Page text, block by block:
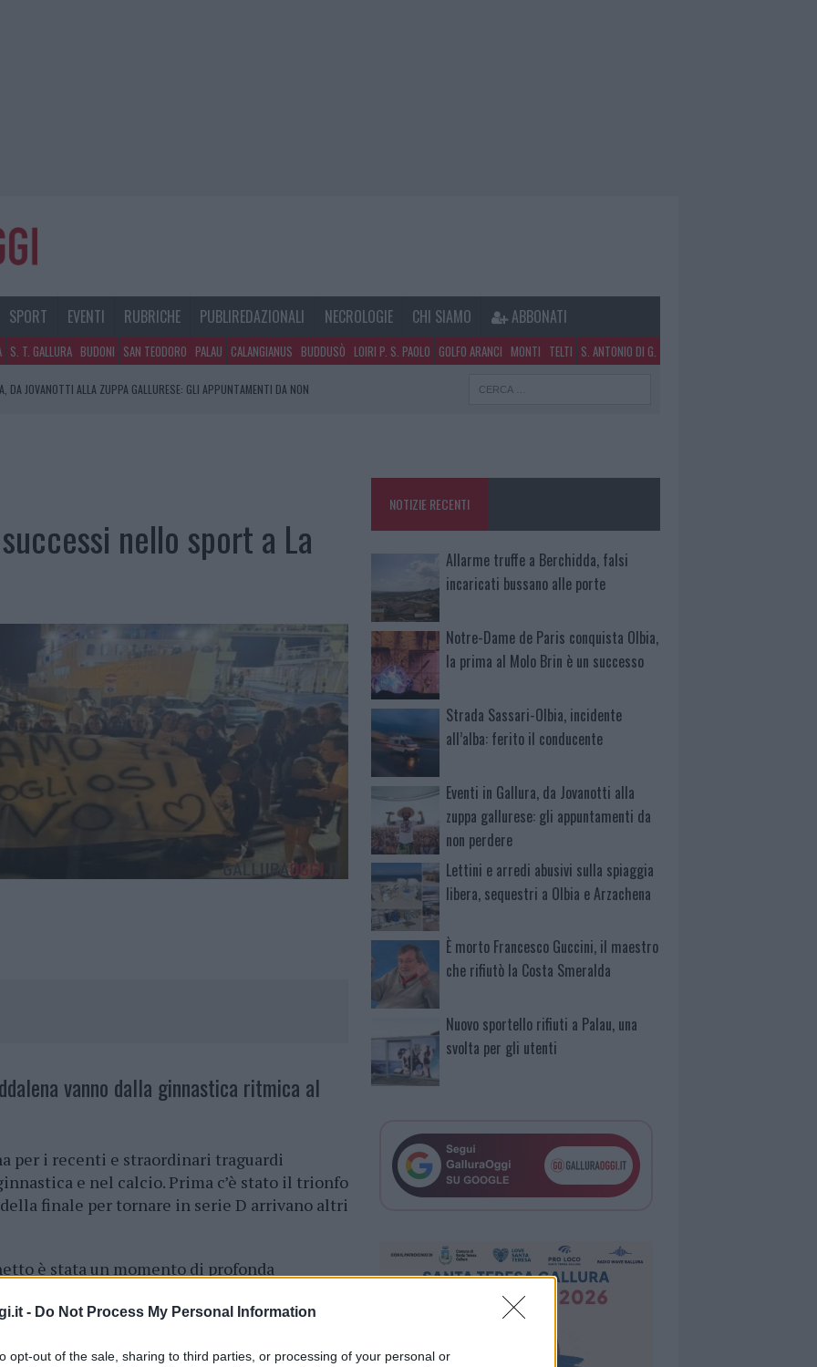
- Do Not Process My Personal Information
opt-out of the sale, sharing to third parties, or processing of your personal or
SPORT EVENTI RUBRICHE PUBLIREDAZIONALI NECROLOGIE CHI SIAMO ABBONATI
S. T. GALLURA BUDONI SAN TEODORO PALAU CALANGIANUS BUDDUSÒ LOIRI P. S. PAOLO GOLFO ARANCI MONTI TELTI S. ANTONIO DI G.
DA JOVANOTTI ALLA ZUPPA GALLURESE: GLI APPUNTAMENTI DA NON
ALL’ALBA: FERITO IL CONDUCENTEnello sport a La
vanno dalla ginnastica ritmica al
per i recenti e straordinari traguardi
e nel calcio. Prima c’è stato il trionfo
finale per tornare in serie D arrivano altri
è stata un momento di profonda
della
calorosa. Hanno portato con sé
a un costante impegno e a una
NOTIZIE RECENTI
Allarme truffe a Berchidda, falsi
incaricati bussano alle porte
Notre-Dame de Paris conquista Olbia,
la prima al Molo Brin è un successo
Strada Sassari-Olbia, incidente
all’alba: ferito il conducente
Eventi in Gallura, da Jovanotti alla
zuppa gallurese: gli appuntamenti da
non perdere
Lettini e arredi abusivi sulla spiaggia
libera, sequestri a Olbia e Arzachena
È morto Francesco Guccini, il maestro
che rifiutò la Costa Smeralda
Nuovo sportello rifiuti a Palau, una
svolta per gli utenti